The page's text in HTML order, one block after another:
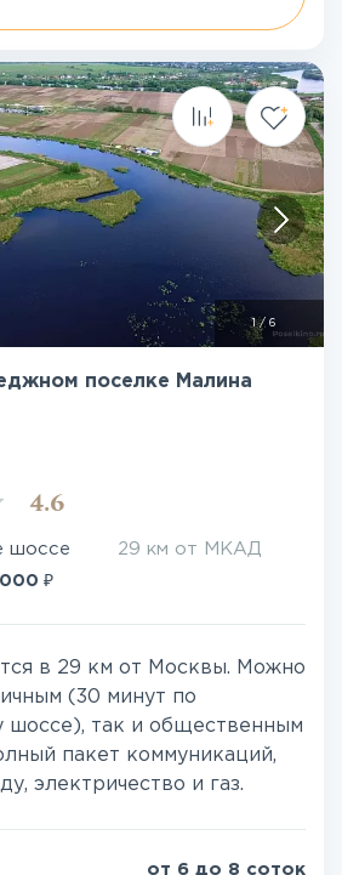
1/ 6
поселке Малина
4.6
шоссе 29 км от МКАД
₽
в 29 км от Москвы. Можно
(30 минут по
шоссе), так и общественным
пакет коммуникаций,
электричество и газ.
от 6 до 8 соток